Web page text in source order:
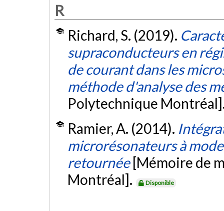
R
Richard, S. (2019).
supraconducteurs en
de courant dans les
méthode d'analyse des
Polytechnique
Ramier, A. (2014).
microrésonateurs à
retournée [Mémoire de
Montréal].
Disponible